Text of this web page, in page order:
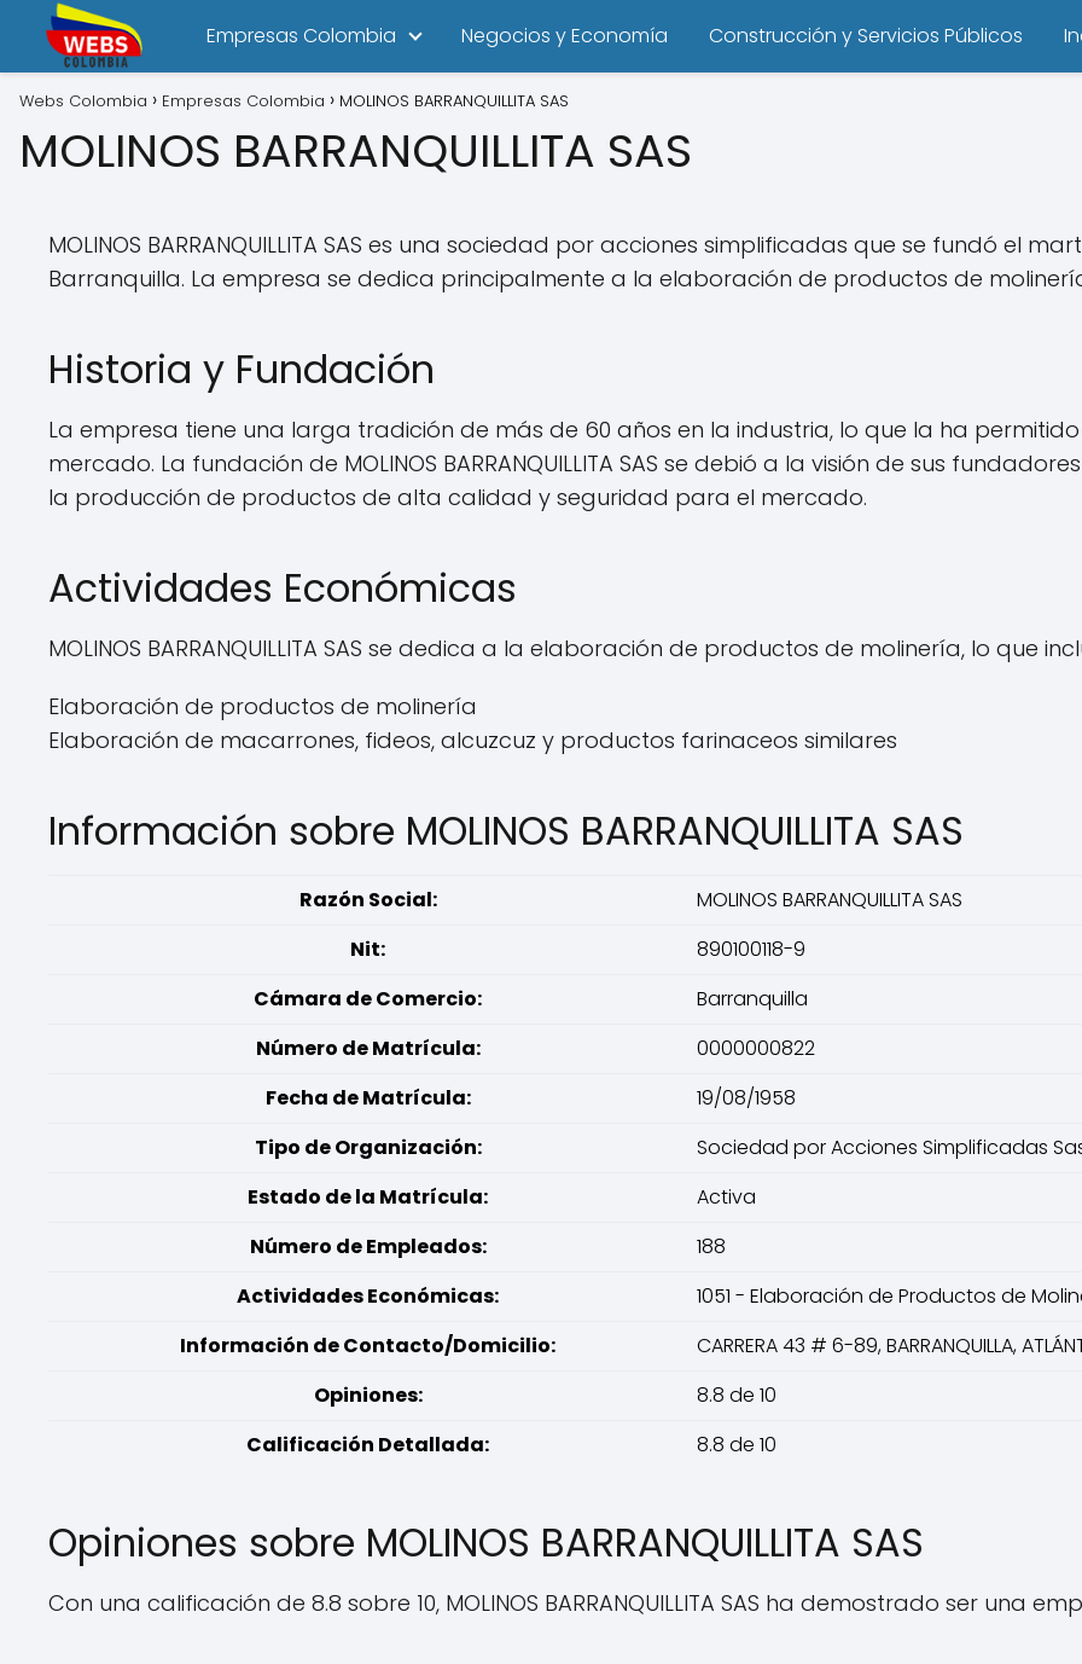
Empresas Colombia Negocios y Economía Construcción y Servicios Públicos
Webs Colombia Empresas Colombia MOLINOS BARRANQUILLITA SAS
MOLINOS BARRANQUILLITA SAS
MOLINOS BARRANQUILLITA SAS es una sociedad por acciones simplificadas que se fundó el
Barranquilla. La empresa se dedica principalmente a la elaboración de productos de
Historia y Fundación
La empresa tiene una larga tradición de más de 60 años en la industria, lo que la ha
mercado. La fundación de MOLINOS BARRANQUILLITA SAS se debió a la visión de sus
la producción de productos de alta calidad y seguridad para el mercado.
Actividades Económicas
MOLINOS BARRANQUILLITA SAS se dedica a la elaboración de productos de molinería, lo que
Elaboración de productos de molinería
Elaboración de macarrones, fideos, alcuzcuz y productos farinaceos similares
Información sobre MOLINOS BARRANQUILLITA SAS
Razón Social:
MOLINOS BARRANQUILLITA SAS
Nit:
890100118-9
Cámara de Comercio:
Barranquilla
Número de Matrícula:
0000000822
Fecha de Matrícula:
19/08/1958
Tipo de Organización:
Sociedad por Acciones Simplificadas
Estado de la Matrícula:
Activa
Número de Empleados:
188
Actividades Económicas:
1051 - Elaboración de Productos de
Información de Contacto/Domicilio:
CARRERA 43 # 6-89, BARRANQUILLA,
Opiniones:
8.8 de 10
Calificación Detallada:
8.8 de 10
Opiniones sobre MOLINOS BARRANQUILLITA SAS
Con una calificación de 8.8 sobre 10, MOLINOS BARRANQUILLITA SAS ha demostrado ser una